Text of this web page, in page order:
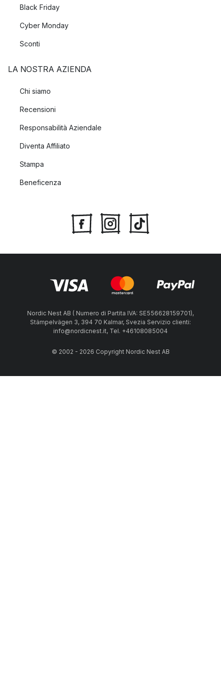
Black Friday
Cyber Monday
Sconti
LA NOSTRA AZIENDA
Chi siamo
Recensioni
Responsabilità Aziendale
Diventa Affiliato
Stampa
Beneficenza
Nordic Nest AB ( Numero di Partita IVA: SE556628159701),
Stämpelvägen 3, 394 70 Kalmar, Svezia Servizio clienti:
info@nordicnest.it, Tel. +46108085004
© 2002 - 2026 Copyright Nordic Nest AB